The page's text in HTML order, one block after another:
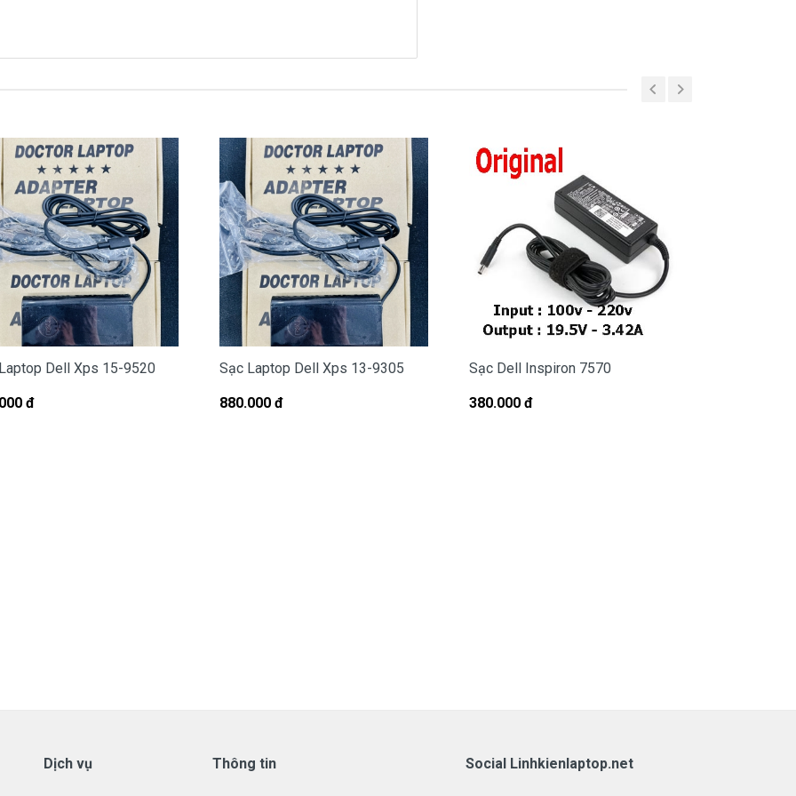
tay về nhé )
dell ở đâu tại tphcm
hư, các bạn có thể đến Doctorlaptop Tại Tphcm để mua.
phí cho các bạn nhé.
của mình hay không?
Latitude , Inspiron, Vostro hay Precision?
Dell Xps 15-9520
đ
Sạc Laptop Dell Xps 13-9305
880.000 đ
Sạc Dell Inspiron 7570
380.000 đ
Dịch vụ Thông tin Social Linhkienlaptop.net